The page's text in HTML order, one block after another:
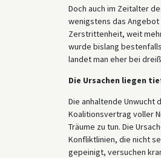
Doch auch im Zeitalter
wenigstens das
Zerstrittenheit, weit
wurde bislang
landet man eher bei
Die Ursachen liegen
Die anhaltende Unwucht
Koalitionsvertrag voller
Träume zu tun. Die
Konfliktlinien, die nicht
gepeinigt, versuchen